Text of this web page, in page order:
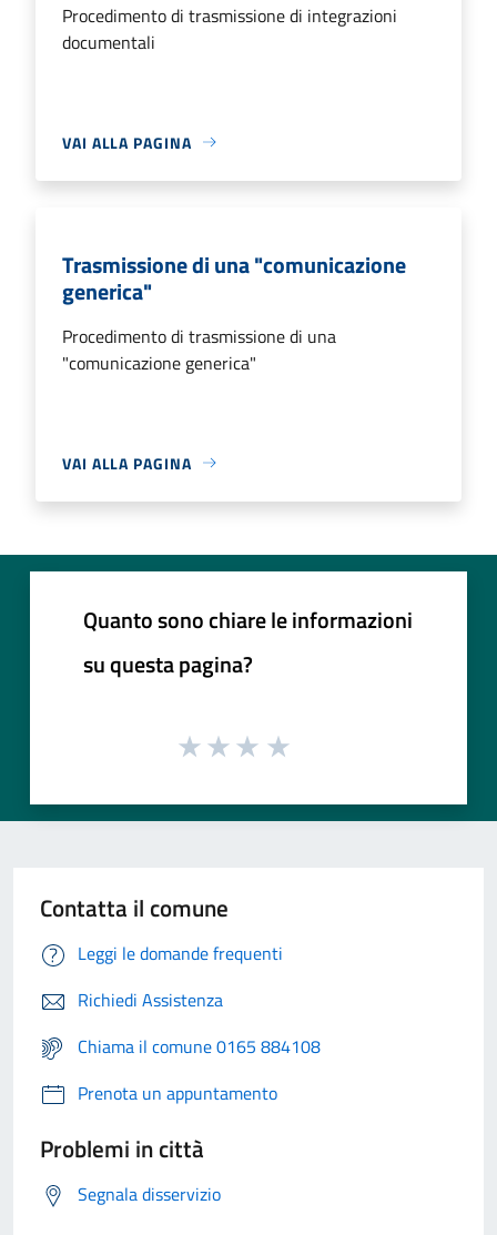
Procedimento di trasmissione di integrazioni
documentali
VAI ALLA PAGINA
Trasmissione di una "comunicazione
generica"
Procedimento di trasmissione di una
"comunicazione generica"
VAI ALLA PAGINA
Quanto sono chiare le informazioni
su questa pagina?
Contatta il comune
Leggi le domande frequenti
Richiedi Assistenza
Chiama il comune 0165 884108
Prenota un appuntamento
Problemi in città
Segnala disservizio